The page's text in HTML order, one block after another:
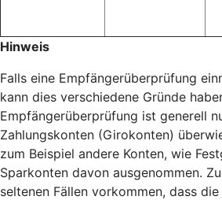
Hinweis
Falls eine Empfängerüberprüfung
kann dies verschiedene Gründe
Empfängerüberprüfung ist generell
Zahlungskonten (Girokonten)
zum Beispiel andere Konten, wie
Sparkonten davon ausgenommen.
seltenen Fällen vorkommen, dass die